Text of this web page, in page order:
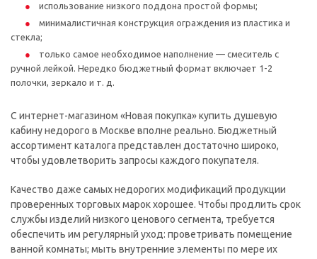
использование низкого поддона простой формы;
минималистичная конструкция ограждения из пластика и
стекла;
только самое необходимое наполнение — смеситель с
ручной лейкой. Нередко бюджетный формат включает 1-2
полочки, зеркало и т. д.
С интернет-магазином «Новая покупка» купить душевую
кабину недорого в Москве вполне реально. Бюджетный
ассортимент каталога представлен достаточно широко,
чтобы удовлетворить запросы каждого покупателя.
Качество даже самых недорогих модификаций продукции
проверенных торговых марок хорошее. Чтобы продлить срок
службы изделий низкого ценового сегмента, требуется
обеспечить им регулярный уход: проветривать помещение
ванной комнаты; мыть внутренние элементы по мере их